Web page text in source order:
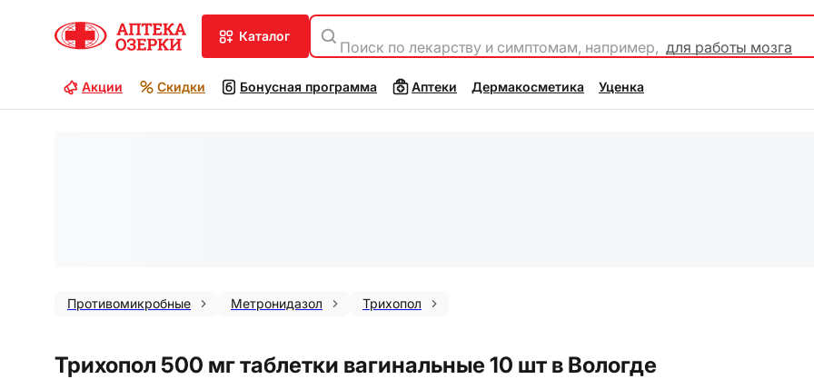
каталог
Поиск по лекарству и симптомам, например, для работы мозга
Акции Скидки Бонусная программа Аптеки Дермакосметика Уценка
Противомикробные Метронидазол Трихопол
Трихопол 500 мг таблетки вагинальные 10 шт в Вологде